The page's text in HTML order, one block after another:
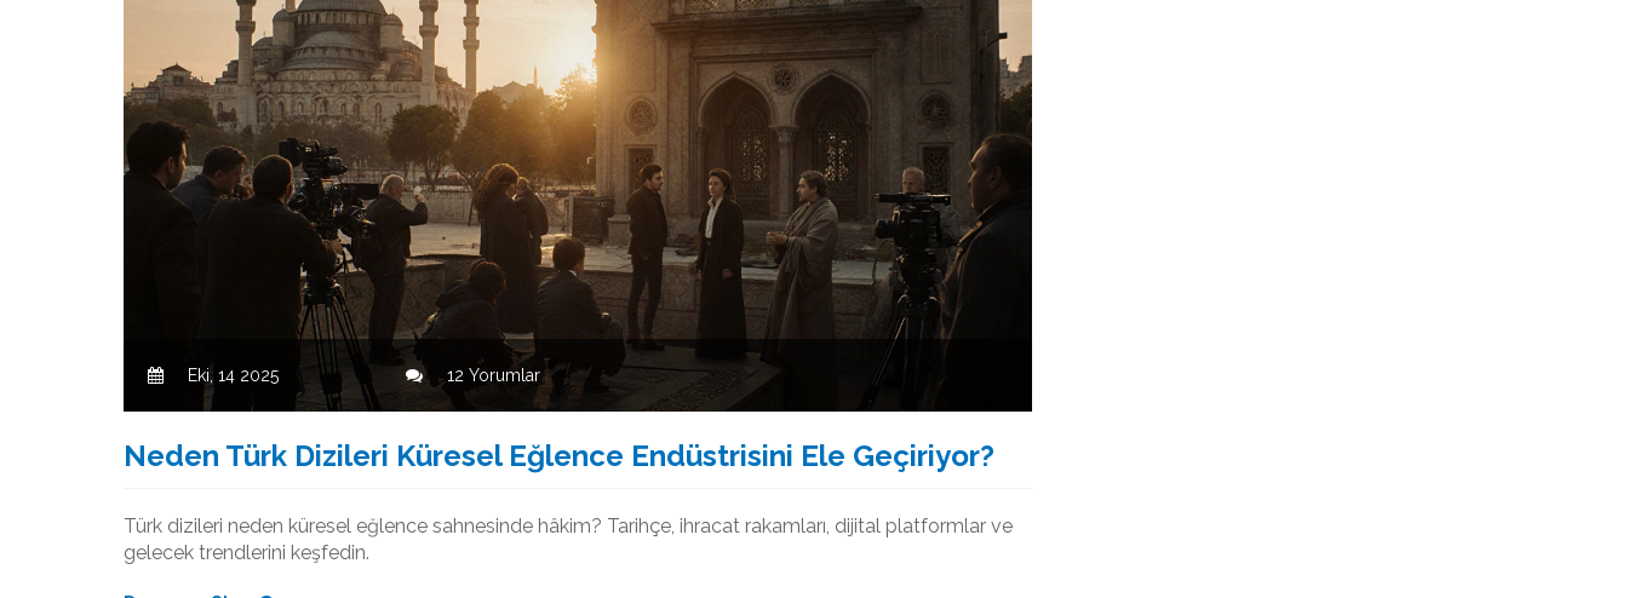
Eki, 14 2025 12 Yorumlar
Neden Türk Dizileri Küresel Eğlence Endüstrisini Ele Geçiriyor?
Türk dizileri neden küresel eğlence sahnesinde hâkim? Tarihçe, ihracat rakamları, dijital platformlar ve
gelecek trendlerini keşfedin.